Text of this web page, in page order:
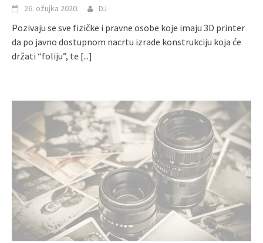
26. ožujka 2020. DJ
Pozivaju se sve fizičke i pravne osobe koje imaju 3D printer
da po javno dostupnom nacrtu izrade konstrukciju koja će
držati “foliju”, te [...]